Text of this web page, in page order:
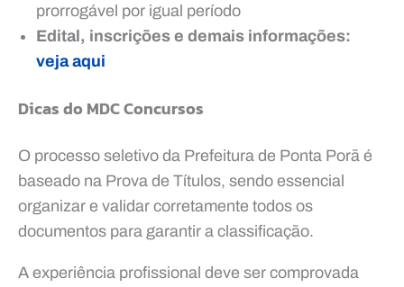
prorrogável por igual período
Edital, inscrições e demais informações:
veja aqui
Dicas do MDC Concursos
O processo seletivo da Prefeitura de Ponta Porã é
baseado na Prova de Títulos, sendo essencial
organizar e validar corretamente todos os
documentos para garantir a classificação.
A experiência profissional deve ser comprovada